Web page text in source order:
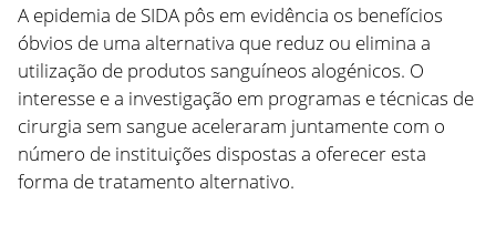
A epidemia de SIDA pôs em evidência os benefícios
óbvios de uma alternativa que reduz ou elimina a
utilização de produtos sanguíneos alogénicos. O
interesse e a investigação em programas e técnicas de
cirurgia sem sangue aceleraram juntamente com o
número de instituições dispostas a oferecer esta
forma de tratamento alternativo.